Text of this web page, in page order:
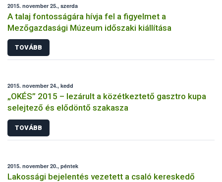
2015. november 25., szerda
A talaj fontosságára hívja fel a figyelmet a
Mezőgazdasági Múzeum időszaki kiállítása
TOVÁBB
2015. november 24., kedd
„OKÉS” 2015 – lezárult a közétkeztető gasztro kupa
selejtező és elődöntő szakasza
TOVÁBB
2015. november 20., péntek
Lakossági bejelentés vezetett a csaló kereskedő